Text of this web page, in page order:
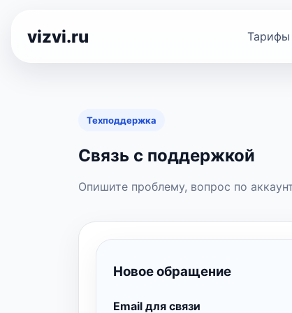
vizvi.ru Тарифы
Техподдержка
Связь с поддержкой
Опишите проблему, вопрос по
Новое обращение
Email для связи